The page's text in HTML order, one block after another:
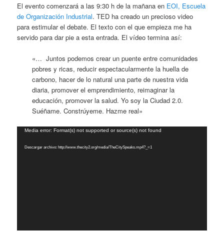
El evento comenzará a las 9:30 h de la mañana en EOI, Escuela
de Organización Industrial. TED ha creado un precioso video
para estimular el debate. El texto con el que empieza me ha
servido para dar pie a esta entrada. El vídeo termina así:
«… Juntos podemos crear un puente entre comunidades
pobres y ricas, reducir espectacularmente la huella de
carbono, hacer de lo natural una parte de nuestra vida
diaria, promover el emprendimiento, reimaginar la
educación, promover la salud. Yo soy la Ciudad 2.0.
Suéñame. Constrúyeme. Hazme real»
Reproductor
Media error: Format(s) not supported or source(s) not found
Descargar archivo: http://www.thecity2.org/media/TheCitySpeaks.mp4?_=1